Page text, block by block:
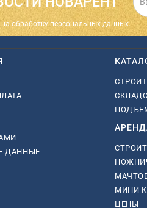
обработку персональных данных.
ДАННЫЕ
МИНИ
ЦЕНЫ